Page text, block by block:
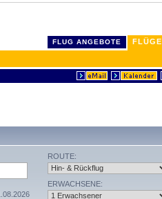
FLUG ANGEBOTE FLÜGE
ROUTE:
ERWACHSENE: